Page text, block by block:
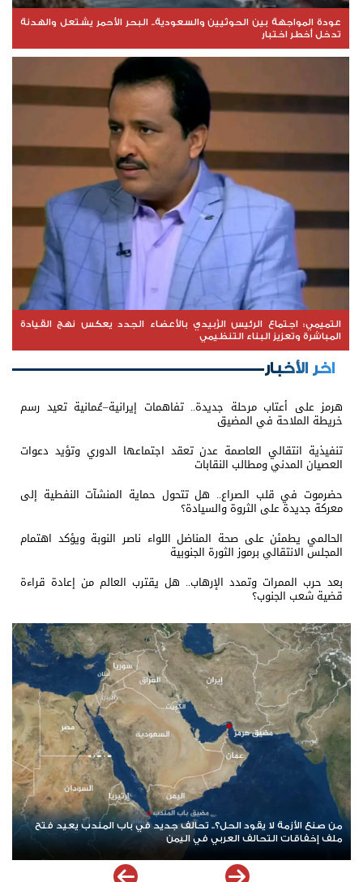
عودة المواجهة بين الحوثيين والسعودية.. البحر الأحمر يشتعل والهدنة
تدخل أخطر اختبار
التميمي: اجتماع الرئيس الزُبيدي بالأعضاء الجدد يعكس نهج القيادة
المباشرة وتعزيز البناء التنظيمي
اخر الأخبار
هرمز على أعتاب مرحلة جديدة.. تفاهمات إيرانية–عُمانية تعيد رسم
خريطة الملاحة في المضيق
تنفيذية انتقالي العاصمة عدن تعقد اجتماعها الدوري وتؤيد دعوات
العصيان المدني ومطالب النقابات
حضرموت في قلب الصراع.. هل تتحول حماية المنشآت النفطية إلى
معركة جديدة على الثروة والسيادة؟
الحالمي يطمئن على صحة المناضل اللواء ناصر النوبة ويؤكد اهتمام
المجلس الانتقالي برموز الثورة الجنوبية
بعد حرب الممرات وتمدد الإرهاب.. هل يقترب العالم من إعادة قراءة
قضية شعب الجنوب؟
عودة المواجهة بين الحوثيين والسعودية.. البحر الأحمر يشتعل والهدنة
تدخل أخطر اختبار